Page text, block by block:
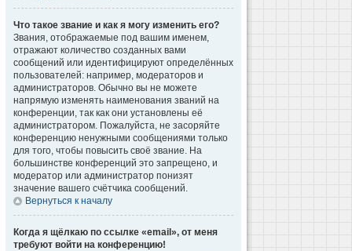
Что такое звание и как я могу изменить его?
Звания, отображаемые под вашим именем,
отражают количество созданных вами
сообщений или идентифицируют определённых
пользователей: например, модераторов и
администраторов. Обычно вы не можете
напрямую изменять наименования званий на
конференции, так как они установлены её
администратором. Пожалуйста, не засоряйте
конференцию ненужными сообщениями только
для того, чтобы повысить своё звание. На
большинстве конференций это запрещено, и
модератор или администратор понизят
значение вашего счётчика сообщений.
Вернуться к началу
Когда я щёлкаю по ссылке «email», от меня
требуют войти на конференцию!